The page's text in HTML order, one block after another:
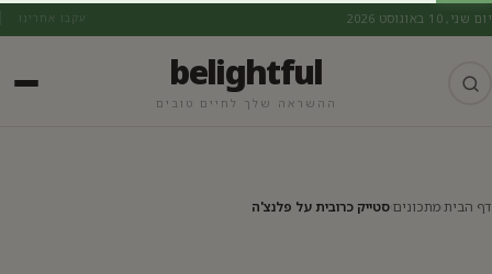
יום שני, 10 באוגוסט 2026 עקבו אחרינו
belightful
ההשראה שלך לחיים טובים
דף הביתמתכוניםסטייק כרובית על פלנצ'ה